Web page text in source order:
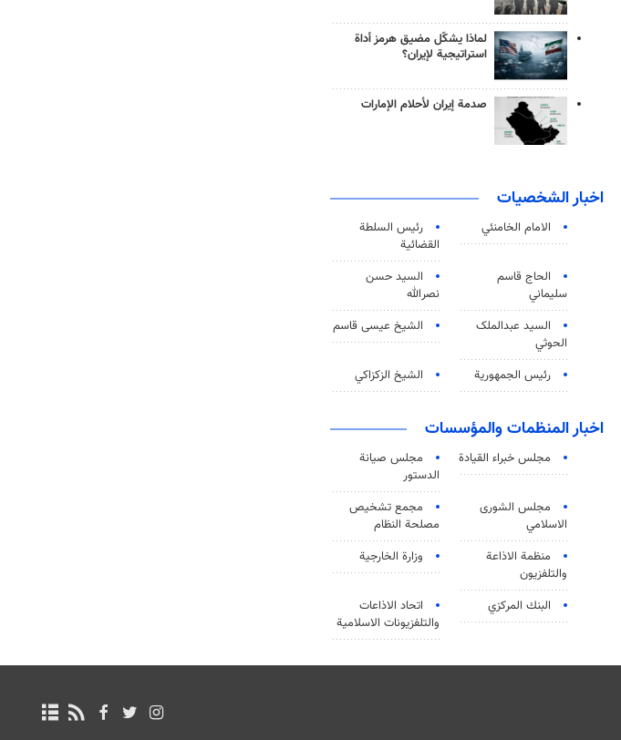
لماذا يشكّل مضيق هرمز أداة
استراتيجية لإيران؟
صدمة إيران لأحلام الإمارات
اخبار الشخصيات
الامام الخامنئي
رئیس السلطة
القضائیة
الحاج قاسم
سليماني
السيد حسن
نصرالله
السید عبدالملک
الحوثي
الشيخ عيسى قاسم
رئيس الجمهورية الشيخ الزكزاكي
اخبار المنظمات والمؤسسات
مجلس خبراء القيادة
مجلس صيانة
الدستور
مجلس الشورى
الاسلامي
مجمع تشخيص
مصلحة النظام
منظمة الاذاعة
والتلفزیون
وزارة الخارجية
البنك المركزي
اتحاد الاذاعات
والتلفزيونات الاسلامية